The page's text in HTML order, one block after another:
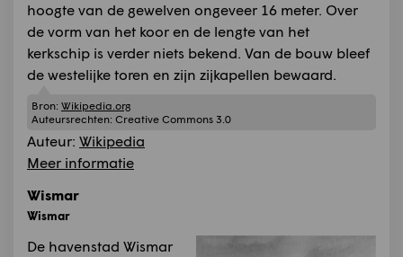
hoogte van de gewelven ongeveer 16 meter. Over
de vorm van het koor en de lengte van het
kerkschip is verder niets bekend. Van de bouw bleef
de westelijke toren en zijn zijkapellen bewaard.
Bron: Wikipedia.org
Auteursrechten: Creative Commons 3.0
Auteur: Wikipedia
Meer informatie
Wismar
Wismar
De havenstad Wismar